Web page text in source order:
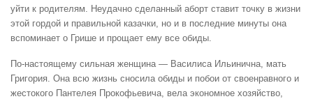
уйти к родителям. Неудачно сделанный аборт ставит точку в жизни
этой гордой и правильной казачки, но и в последние минуты она
вспоминает о Грише и прощает ему все обиды.
По-настоящему сильная женщина — Василиса Ильинична, мать
Григория. Она всю жизнь сносила обиды и побои от своенравного и
жестокого Пантелея Прокофьевича, вела экономное хозяйство,